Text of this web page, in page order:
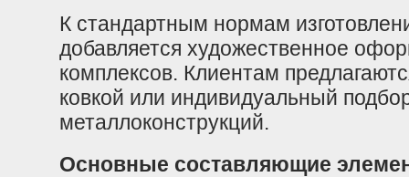
К стандартным нормам
добавляется художественное
комплексов. Клиентам
ковкой или индивидуальный
металлоконструкций.
Основные составляющие